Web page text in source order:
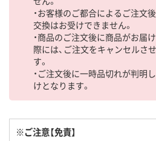
・お客様のご都合によるご注文後
交換はお受けできません。
・商品のご注文後に商品がお届
際には、ご注文をキャンセルさ
す。
・ご注文後に一時品切れが判明
けとなります。
※ご注意【免責】